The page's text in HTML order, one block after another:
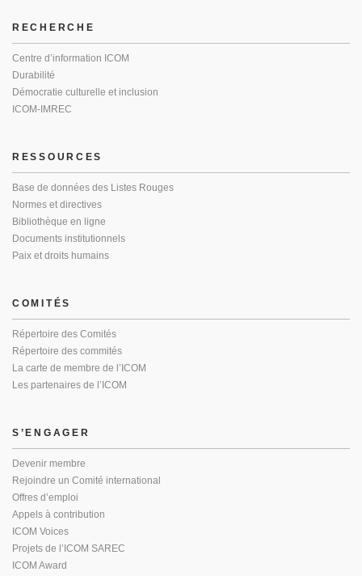
RECHERCHE
Centre d’information ICOM
Durabilité
Démocratie culturelle et inclusion
ICOM-IMREC
RESSOURCES
Base de données des Listes Rouges
Normes et directives
Bibliothèque en ligne
Documents institutionnels
Paix et droits humains
COMITÉS
Répertoire des Comités
Répertoire des commités
La carte de membre de l’ICOM
Les partenaires de l’ICOM
S’ENGAGER
Devenir membre
Rejoindre un Comité international
Offres d’emploi
Appels à contribution
ICOM Voices
Projets de l’ICOM SAREC
ICOM Award